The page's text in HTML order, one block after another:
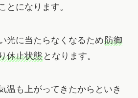
とになります。
光に当たらなくなるため防御
休止状態となります。
温も上がってきたからといき